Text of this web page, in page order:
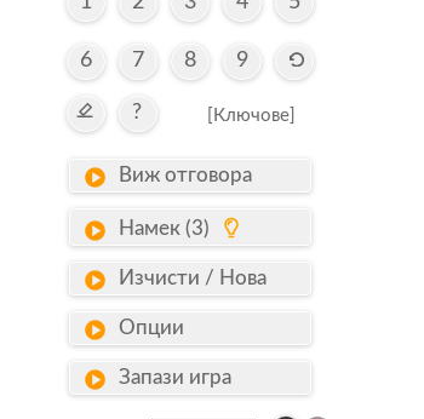
6 7 8 9
? [Ключове]
Виж отговора
Намек (3)
Изчисти / Нова
Опции
Запази игра